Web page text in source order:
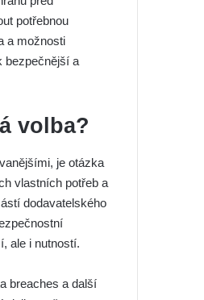
potřebnou
a možnosti
bezpečnější a
volba?
je otázka
vlastních potřeb a
dodavatelského
ale i nutností.
breaches a další